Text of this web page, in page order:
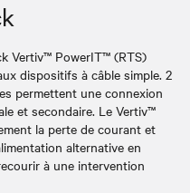
Vertiv™ PowerIT™ (RTS)
dispositifs à câble simple. 2
permettent une connexion
et secondaire. Le Vertiv™
la perte de courant et
alternative en
à une intervention